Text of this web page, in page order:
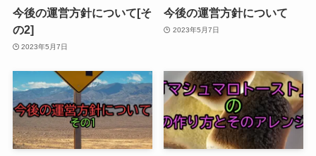
今後の運営方針について[そ
の2]
2023年5月7日
今後の運営方針について
2023年5月7日